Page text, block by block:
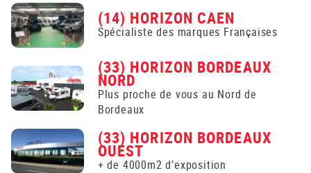
(14) HORIZON CAEN
Spécialiste des marques Françaises
(33) HORIZON BORDEAUX
NORD
Plus proche de vous au Nord de
Bordeaux
(33) HORIZON BORDEAUX
OUEST
+ de 4000m2 d’exposition